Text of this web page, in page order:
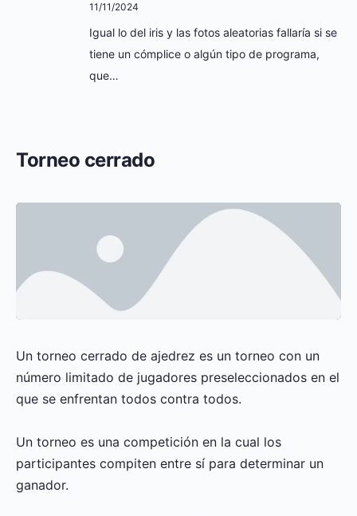
Torneo cerrado
Un torneo cerrado de ajedrez es un torneo con un
número limitado de jugadores preseleccionados en el
que se enfrentan todos contra todos.
Un torneo es una competición en la cual los
participantes compiten entre sí para determinar un
ganador.
11/11/2024
Igual lo del iris y las fotos aleatorias fallaría si se
tiene un cómplice o algún tipo de programa,
que…